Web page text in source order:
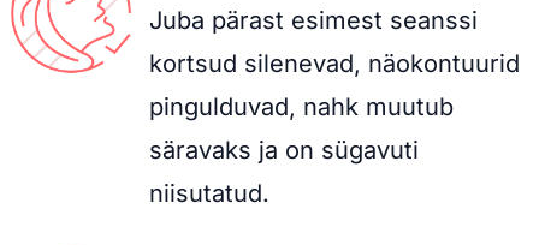
Juba pärast esimest seanssi
kortsud silenevad, näokontuurid
pingulduvad, nahk muutub
säravaks ja on sügavuti
niisutatud.